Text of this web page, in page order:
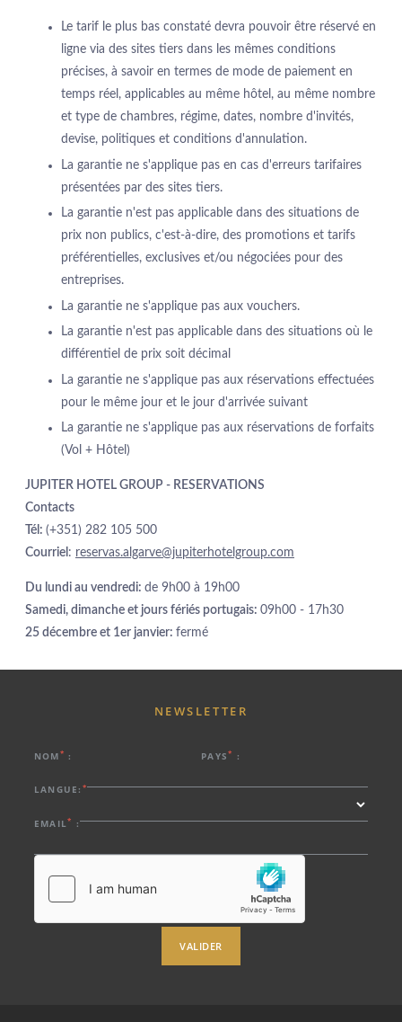
Le tarif le plus bas constaté devra pouvoir être réservé en
ligne via des sites tiers dans les mêmes conditions
précises, à savoir en termes de mode de paiement en
temps réel, applicables au même hôtel, au même nombre
et type de chambres, régime, dates, nombre d'invités,
devise, politiques et conditions d'annulation.
La garantie ne s'applique pas en cas d'erreurs tarifaires
présentées par des sites tiers.
La garantie n'est pas applicable dans des situations de
prix non publics, c'est-à-dire, des promotions et tarifs
préférentielles, exclusives et/ou négociées pour des
entreprises.
La garantie ne s'applique pas aux vouchers.
La garantie n'est pas applicable dans des situations où le
différentiel de prix soit décimal
La garantie ne s'applique pas aux réservations effectuées
pour le même jour et le jour d'arrivée suivant
La garantie ne s'applique pas aux réservations de forfaits
(Vol + Hôtel)
JUPITER HOTEL GROUP - RESERVATIONS
Contacts
Tél: (+351) 282 105 500
Courriel : reservas.algarve@jupiterhotelgroup.com
Du lundi au vendredi: de 9h00 à 19h00
Samedi, dimanche et jours fériés portugais: 09h00 - 17h30
25 décembre et 1er janvier: fermé
NOM * : PAYS* :
LANGUE: *
EMAIL* :
VALIDER
NEWSLETTER
HOTEL
GASTRONOMIE
SERVICES
SPA
RÉUNIONS ET ÉVÉNEMENTS
PHOTOS
LOCALISATION
Avenida Tomás Cabreira 92, 8500-802 Portimão - Portugal
Tel.:+351 282 470 470